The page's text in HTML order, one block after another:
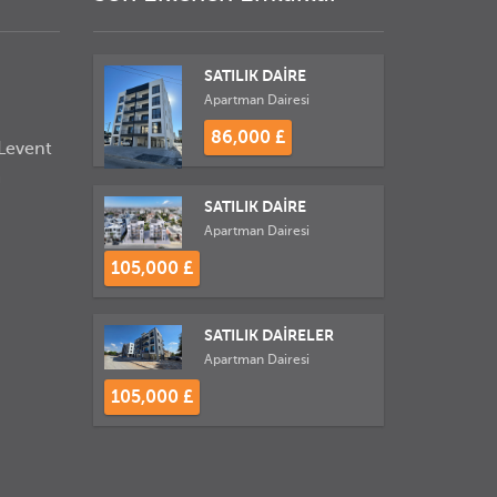
SATILIK DAİRE
Apartman Dairesi
86,000 £
SATILIK DAİRE
Apartman Dairesi
105,000 £
SATILIK DAİRELER
Apartman Dairesi
105,000 £